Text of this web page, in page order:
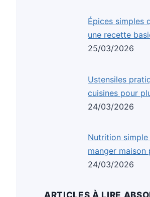
Épices simples
une recette
25/03/2026
Ustensiles
cuisines pour
24/03/2026
Nutrition
manger maison
24/03/2026